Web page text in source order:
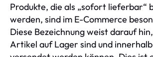
Produkte, die als „sofort lieferbar“
werden, sind im E-Commerce
Diese Bezeichnung weist darauf
Artikel auf Lager sind und